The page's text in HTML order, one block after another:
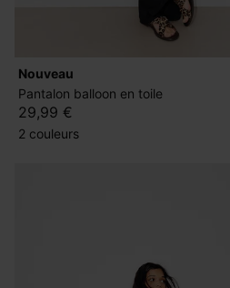
nouveau
Pantalon balloon en toile
29,99 €
2 couleurs